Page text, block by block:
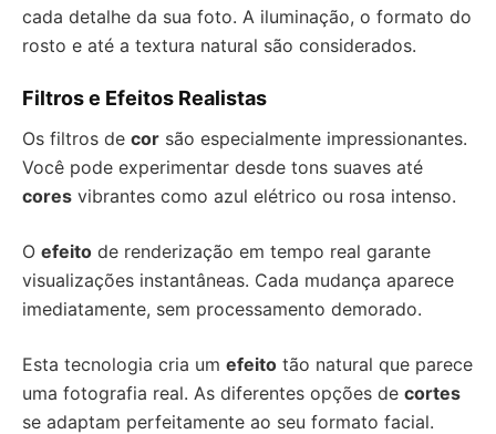
cada detalhe da sua foto. A iluminação, o formato do
rosto e até a textura natural são considerados.
Filtros e Efeitos Realistas
Os filtros de cor são especialmente impressionantes.
Você pode experimentar desde tons suaves até
cores vibrantes como azul elétrico ou rosa intenso.
O efeito de renderização em tempo real garante
visualizações instantâneas. Cada mudança aparece
imediatamente, sem processamento demorado.
Esta tecnologia cria um efeito tão natural que parece
uma fotografia real. As diferentes opções de cortes
se adaptam perfeitamente ao seu formato facial.